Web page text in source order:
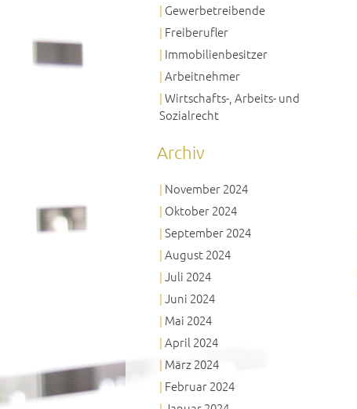
Gewerbetreibende
Freiberufler
Immobilienbesitzer
Arbeitnehmer
Wirtschafts-, Arbeits- und
Sozialrecht
Archiv
November 2024
Oktober 2024
September 2024
August 2024
Juli 2024
Juni 2024
Mai 2024
April 2024
März 2024
Februar 2024